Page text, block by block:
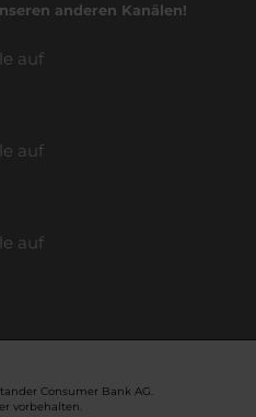
anderen Kanälen!
auf
auf
auf
Consumer Bank AG.
vorbehalten.